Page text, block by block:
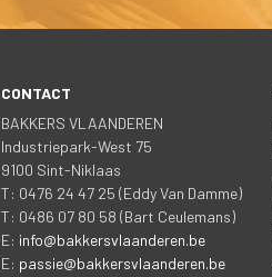
CONTACT
BAKKERS VLAANDEREN
Industriepark-West 75
9100 Sint-Niklaa
T: 0476 24 47 25 (Eddy Van Damme)
T: 0486 07 80 58 (Bart Ceulemans)
E: info@bakkersvlaanderen.be
E: passie@bakkersvlaanderen.be